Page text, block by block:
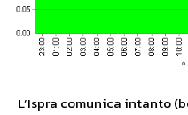
L’Ispra comunica intanto